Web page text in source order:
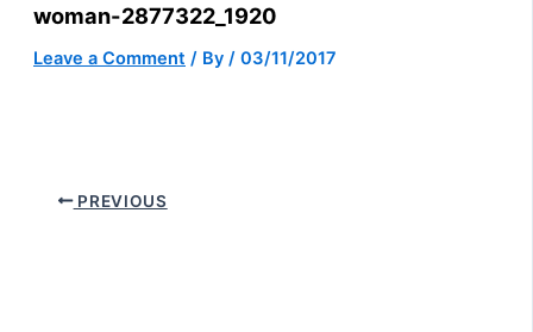
woman-2877322_1920
Leave a Comment / By / 03/11/2017
PREVIOUS